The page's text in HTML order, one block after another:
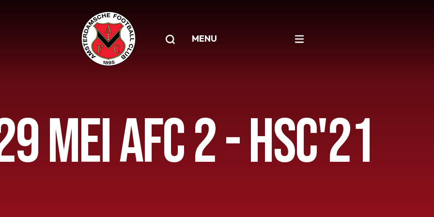
MENU
MEI AFC 2 - HSC'21